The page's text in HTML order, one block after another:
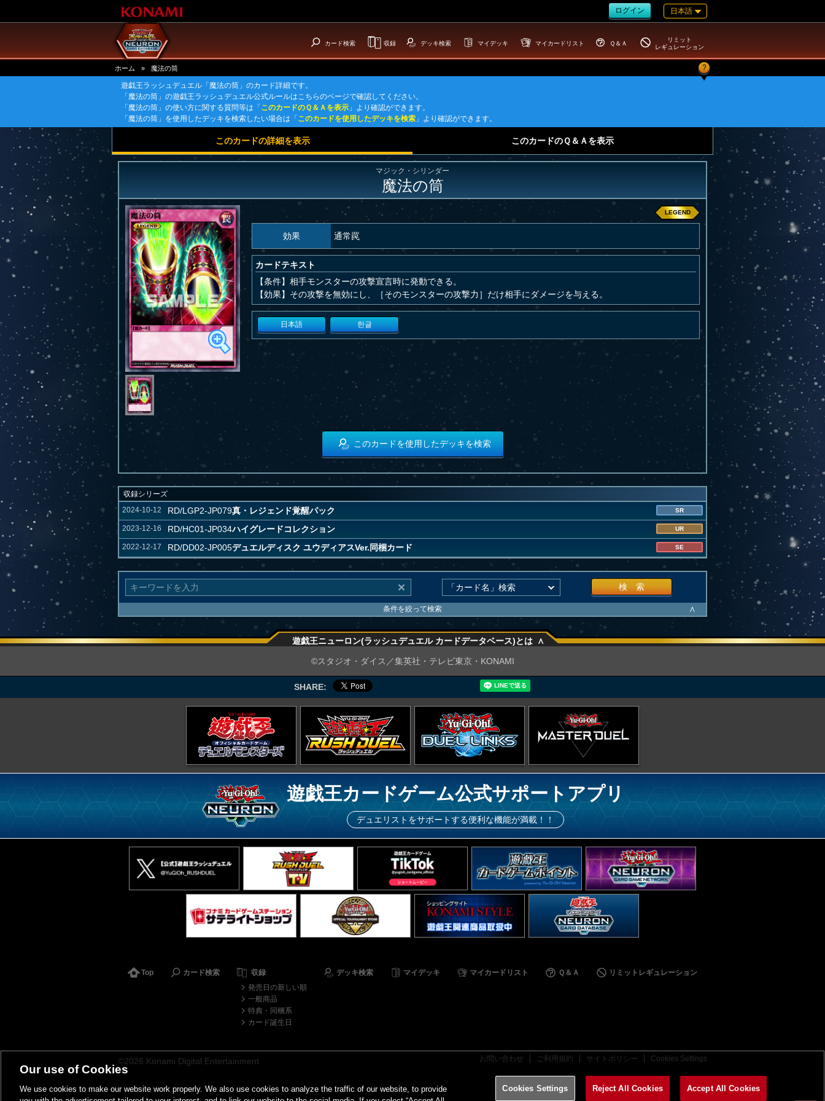
ログイン 日本語
カード検索 収録 デッキ検索 マイデッキ マイカードリスト Ｑ＆Ａ
リミット
レギュレーション
ホーム » 魔法の筒 ?
遊戯王ラッシュデュエル「魔法の筒」のカード詳細です。
「魔法の筒」の遊戯王ラッシュデュエル公式ルールはこちらのページで確認してください。
「魔法の筒」の使い方に関する質問等は「 このカードのＱ＆Ａを表示 」より確認ができます。
「魔法の筒」を使用したデッキを検索したい場合は「 このカードを使用したデッキを検索 」より確認ができます。
このカードの詳細を表示 このカードのＱ＆Ａを表示
マジック・シリンダー
魔法の筒
LEGEND
効果 通常罠
カードテキスト
【条件】相手モンスターの攻撃宣言時に発動できる。
【効果】その攻撃を無効にし、［そのモンスターの攻撃力］だけ相手にダメージを与える。
日本語 한글
このカードを使用したデッキを検索
収録シリーズ
2024-10-12
RD/LGP2-JP079真・レジェンド覚醒パック SR
2023-12-16 RD/HC01-JP034ハイグレードコレクション UR
2022-12-17 RD/DD02-JP005デュエルディスク ユウディアスVer.同梱カード SE
検 索
条件を絞って検索 ∧
遊戯王ニューロン(ラッシュデュエル カードデータベース)とは ∧
©スタジオ・ダイス／集英社・テレビ東京・KONAMI
SHARE:
遊戯王カードゲーム公式サポートアプリ
デュエリストをサポートする便利な機能が満載！！
Top カード検索
収録
発売日の新しい順
一般商品
特典・同梱系
カード誕生日
デッキ検索 マイデッキ マイカードリスト Ｑ＆Ａ リミットレギュレーション
お問い合わせ ご利用規約 サイトポリシー Cookies Settings
©2026 Konami Digital Entertainment
Our use of Cookies
We use cookies to make our website work properly. We also use cookies to analyze the traffic of our website, to provide
Cookies Settings Reject All Cookies Accept All Cookies